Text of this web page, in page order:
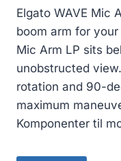
Elgato WAVE Mic
boom arm for
Mic Arm LP sits
unobstructed
rotation and 90-
maximum
Komponenter til